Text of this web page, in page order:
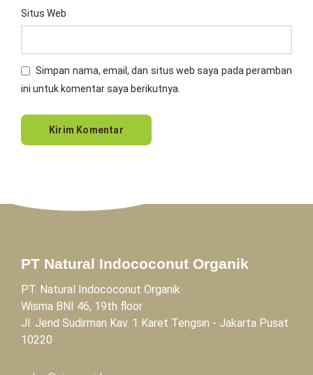
Situs Web
Simpan nama, email, dan situs web saya pada peramban
ini untuk komentar saya berikutnya.
PT Natural Indococonut Organik
PT. Natural Indococonut Organik
Wisma BNI 46, 19th floor
Jl. Jend Sudirman Kav. 1 Karet Tengsin - Jakarta Pusat
10220